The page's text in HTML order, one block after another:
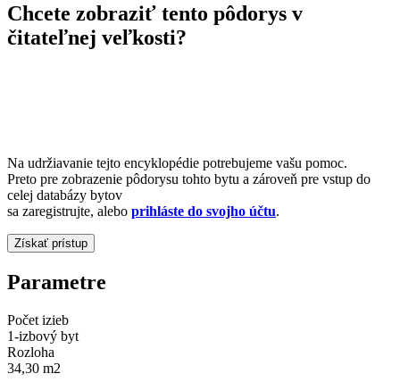
Chcete zobraziť tento pôdorys v
čitateľnej veľkosti?
Na udržiavanie tejto encyklopédie potrebujeme vašu pomoc.
Preto pre zobrazenie pôdorysu tohto bytu a zároveň pre vstup do
celej databázy bytov
sa zaregistrujte, alebo prihláste do svojho účtu.
Parametre
Počet izieb
1-izbový byt
Rozloha
34,30 m2